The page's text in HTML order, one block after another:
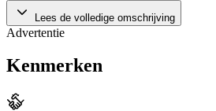
Lees de volledige omschrijving
Advertentie
Kenmerken